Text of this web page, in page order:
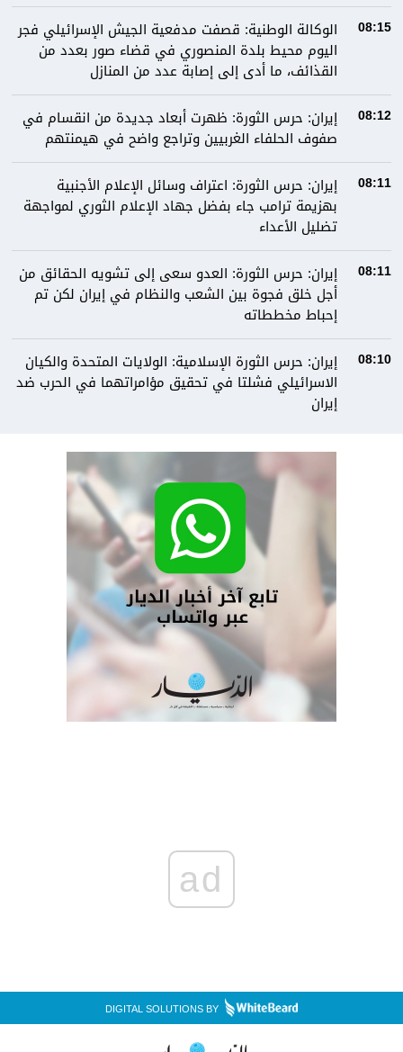
08:15
الوكالة الوطنية: قصفت مدفعية الجيش الإسرائيلي فجر
اليوم محيط بلدة المنصوري في قضاء صور بعدد من
القذائف، ما أدى إلى إصابة عدد من المنازل
08:12
إيران: حرس الثورة: ظهرت أبعاد جديدة من انقسام في
صفوف الحلفاء الغربيين وتراجع واضح في هيمنتهم
08:11
إيران: حرس الثورة: اعتراف وسائل الإعلام الأجنبية
بهزيمة ترامب جاء بفضل جهاد الإعلام الثوري لمواجهة
تضليل الأعداء
08:11
إيران: حرس الثورة: العدو سعى إلى تشويه الحقائق من
أجل خلق فجوة بين الشعب والنظام في إيران لكن تم
إحباط مخططاته
08:10
إيران: حرس الثورة الإسلامية: الولايات المتحدة والكيان
الاسرائيلي فشلتا في تحقيق مؤامراتهما في الحرب ضد
إيران
ad
DIGITAL SOLUTIONS BY